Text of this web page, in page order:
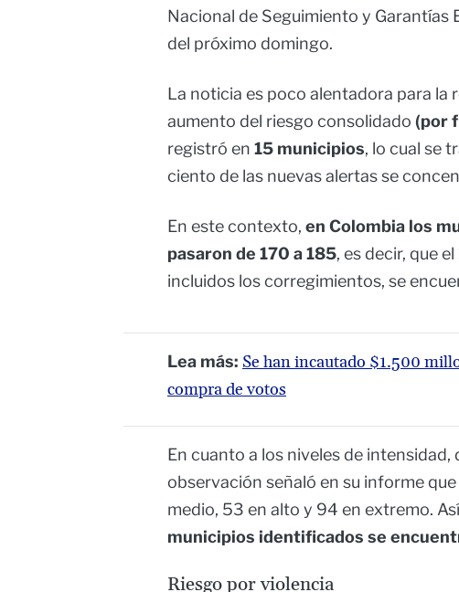
Nacional de Seguimiento y Garantías
del próximo domingo.
La noticia es poco alentadora para la
aumento del riesgo consolidado (por
registró en 15 municipios, lo cual se
ciento de las nuevas alertas se
En este contexto, en Colombia los
pasaron de 170 a 185, es decir, que
incluidos los corregimientos, se
Lea más: Se han incautado $1.500
compra de votos
En cuanto a los niveles de
observación señaló en su informe
medio, 53 en alto y 94 en extremo.
municipios identificados se
Riesgo por violencia